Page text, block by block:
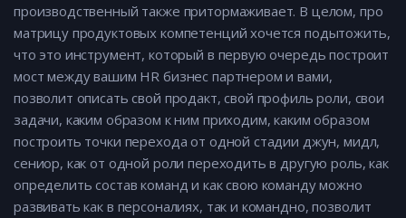
производственный также притормаживает. В целом, про
матрицу продуктовых компетенций хочется подытожить,
что это инструмент, который в первую очередь построит
мост между вашим HR бизнес партнером и вами,
позволит описать свой продакт, свой профиль роли, свои
задачи, каким образом к ним приходим, каким образом
построить точки перехода от одной стадии джун, мидл,
сениор, как от одной роли переходить в другую роль, как
определить состав команд и как свою команду можно
развивать как в персоналиях, так и командно, позволит